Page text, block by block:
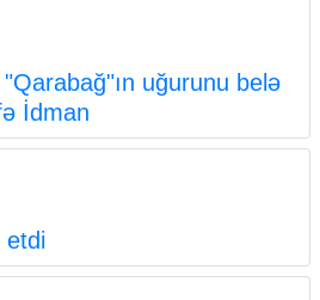
uğurunu belə
İdman
etdi